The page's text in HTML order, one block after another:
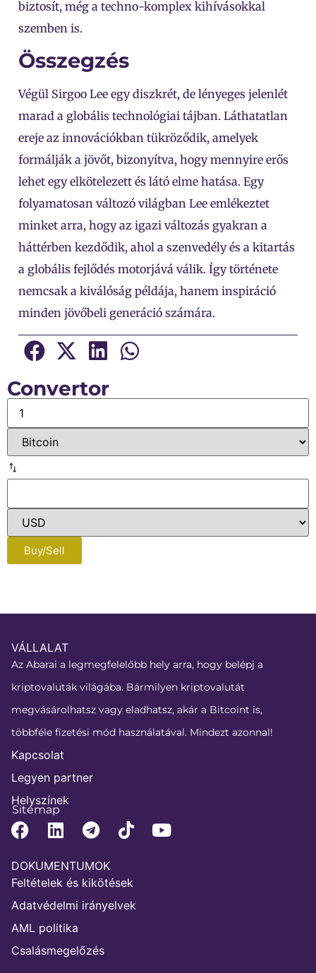
Convertor
Buy/Sell
biztosít, még a techno-komplex kihívásokkal
szemben is.
Összegzés
Végül Sirgoo Lee egy diszkrét, de lényeges jelenlét
marad a globális technológiai tájban. Láthatatlan
ereje az innovációkban tükröződik, amelyek
formálják a jövőt, bizonyítva, hogy mennyire erős
lehet egy elkötelezett és látó elme hatása. Egy
folyamatosan változó világban Lee emlékeztet
minket arra, hogy az igazi változás gyakran a
háttérben kezdődik, ahol a szenvedély és a kitartás
a globális fejlődés motorjává válik. Így története
nemcsak a kiválóság példája, hanem inspiráció
minden jövőbeli generáció számára.
VÁLLALAT
Az Abarai a legmegfelelőbb hely arra, hogy belépj a
kriptovaluták világába. Bármilyen kriptovalutát
megvásárolhatsz vagy eladhatsz, akár a Bitcoint is,
többféle fizetési mód használatával. Mindezt azonnal!
Kapcsolat
Legyen partner
Helyszínek
Sitemap
DOKUMENTUMOK
Feltételek és kikötések
Adatvédelmi irányelvek
AML politika
Csalásmegelőzés